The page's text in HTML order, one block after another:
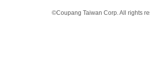
©Coupang Taiwan Corp. All rights